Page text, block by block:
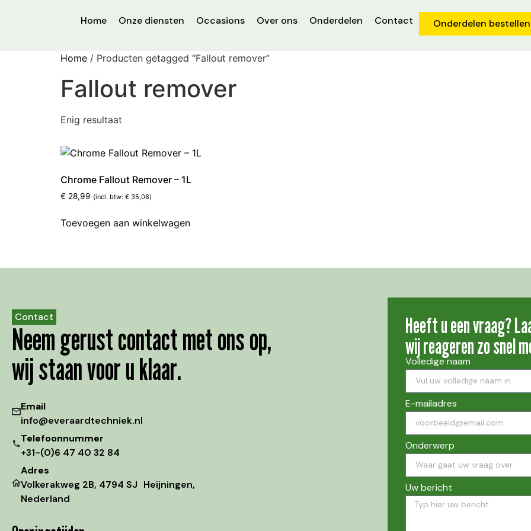
Home Onze diensten Occasions Over ons Onderdelen Contact Onderdelen bestellen
Home / Producten getagged “Fallout remover”
Fallout remover
Enig resultaat
Chrome Fallout Remover – 1L
€ 28,99 (incl. btw: € 35,08)
Toevoegen aan winkelwagen
Contact
Neem gerust contact met ons op,
wij staan voor u klaar.
Email
info@everaardtechniek.nl
Telefoonnummer
+31-(0)6 47 40 32 84
Adres
Volkerakweg 2B, 4794 SJ Heijningen,
Nederland
Heeft u een vraag?
wij reageren zo snel
Volledige naam
E-mailadres
Onderwerp
Uw bericht